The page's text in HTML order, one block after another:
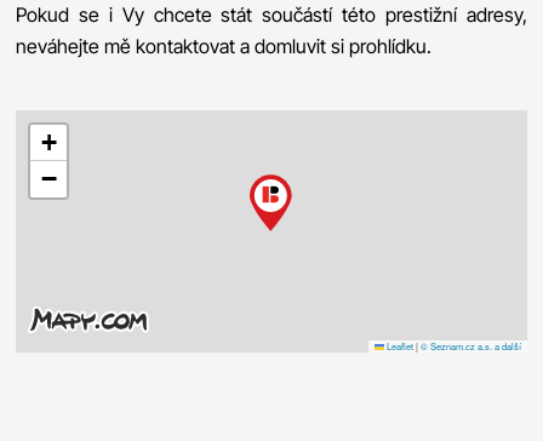
Pokud se i Vy chcete stát součástí této prestižní adresy,
neváhejte mě kontaktovat a domluvit si prohlídku.
+
−
Leaflet | © Seznam.cz a.s. a další